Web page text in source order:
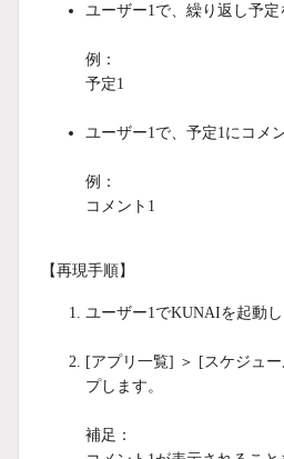
ユーザー1で、繰り返し予定
例：
予定1
ユーザー1で、予定1にコメ
例：
コメント1
【再現手順】
ユーザー1でKUNAIを起動し
[アプリ一覧] ＞ [スケジュ
プします。
補足：